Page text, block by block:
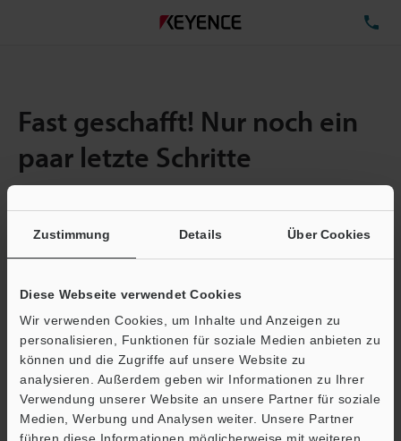
Zustimmung Details Über Cookies
Diese Webseite verwendet Cookies
Wir verwenden Cookies, um Inhalte und Anzeigen zu
personalisieren, Funktionen für soziale Medien anbieten zu
können und die Zugriffe auf unsere Website zu
analysieren. Außerdem geben wir Informationen zu Ihrer
Verwendung unserer Website an unsere Partner für soziale
Medien, Werbung und Analysen weiter. Unsere Partner
Fast geschafft! Nur noch ein
paar letzte Schritte
E-Mail-Adresse (erforderlich)